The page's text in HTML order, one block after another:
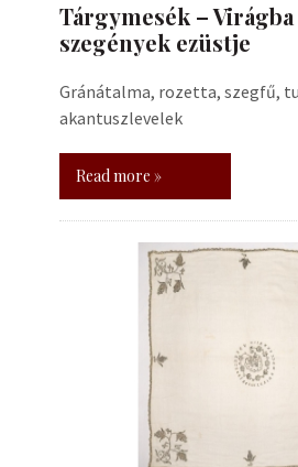
Tárgymesék –
szegények ezüstje
Gránátalma, rozetta, szegfű,
akantuszlevelek
Read more »